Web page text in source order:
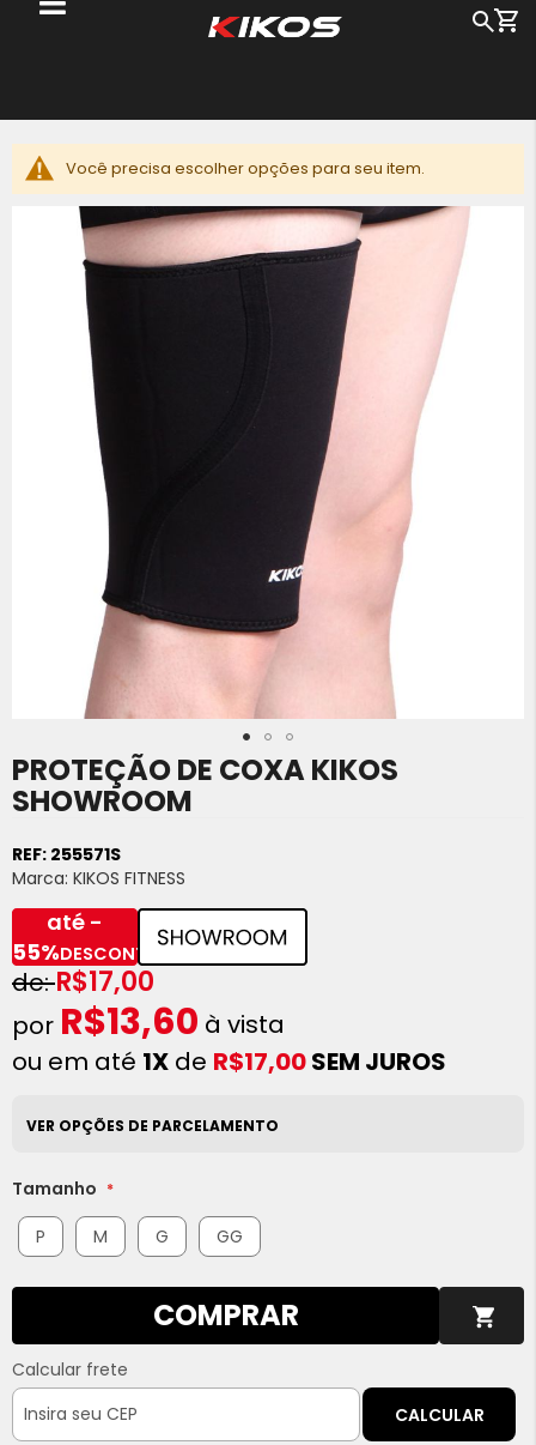
Você precisa escolher opções para seu item.
PROTEÇÃO DE COXA KIKOS
SHOWROOM
REF: 255571S
Marca: KIKOS FITNESS
R$17,00
até -
55%DESCONTO
R$13,60 à vista
ou em até 1X de R$17,00SEM JUROS
VER OPÇÕES DE PARCELAMENTO
Tamanho
P
M G GG
COMPRAR
Calcular frete
CALCULAR
Saltar
para
o
da
Galeria
de
imagens